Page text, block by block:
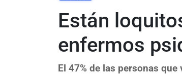
Están
enfermos
El 47% de las personas